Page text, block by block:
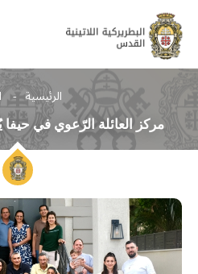
الرئيسية
مركز العائلة الرّعوي في حيفا